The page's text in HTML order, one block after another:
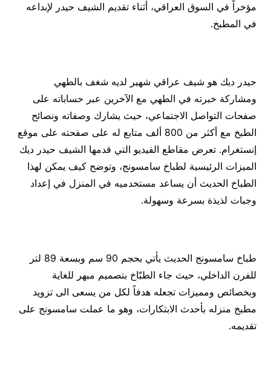
مؤخراً في السوق العراقي، أثناء تقديم الشيف حيدر لإبداعه
في المطبخ.
حيدر ديك هو شيف عراقي شهير لديه شغف بالطهي
ومشاركة خبرته في الطهي مع الآخرين عبر حساباته على
صفحات التواصل الاجتماعي، حيث يشارك وصفاته ونصائح
الطبخ مع أكثر من 800 ألف متابع له على صفحته على موقع
إنستغرام. تعرض مقاطع الفيديو التي قدمها الشيف حيدر ديك
الميزات الرئيسية لطباخ سامسونج، وتوضح كيف يمكن لهذا
الطباخ الحديث أن يساعد مستخدميه في المنزل في إعداد
وجبات لذيذة بسرعة وسهولة.
طباخ سامسونج الحديث يأتي بحجم 90 سم وبسعة 89 لتر
للفرن الداخلي، حيث جاء الطبّاخ بتصميم مبهر للغاية
وبخصائص ومميزات تجعله هدفاً لكل من يسعى الى تزويد
مطبخ منزله بأحدث الابتكارات، وهو ما عملت سامسونج على
تقديمه.